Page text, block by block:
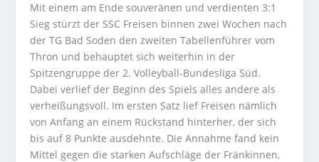
Mit einem am Ende souveränen und verdienten 3:1
Sieg stürzt der SSC Freisen binnen zwei Wochen nach
der TG Bad Soden den zweiten Tabellenführer vom
Thron und behauptet sich weiterhin in der
Spitzengruppe der 2. Volleyball-Bundesliga Süd.
Dabei verlief der Beginn des Spiels alles andere als
verheißungsvoll. Im ersten Satz lief Freisen nämlich
von Anfang an einem Rückstand hinterher, der sich
bis auf 8 Punkte ausdehnte. Die Annahme fand kein
Mittel gegen die starken Aufschläge der Fränkinnen,